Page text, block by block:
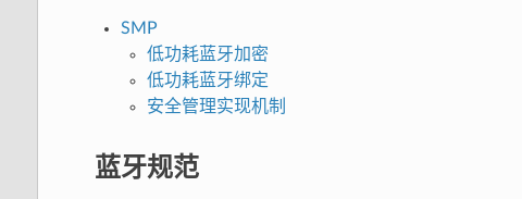
SMP
低功耗蓝牙加密
低功耗蓝牙绑定
安全管理实现机制
蓝牙规范